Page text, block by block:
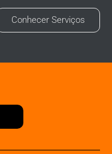
Conhecer Serviços